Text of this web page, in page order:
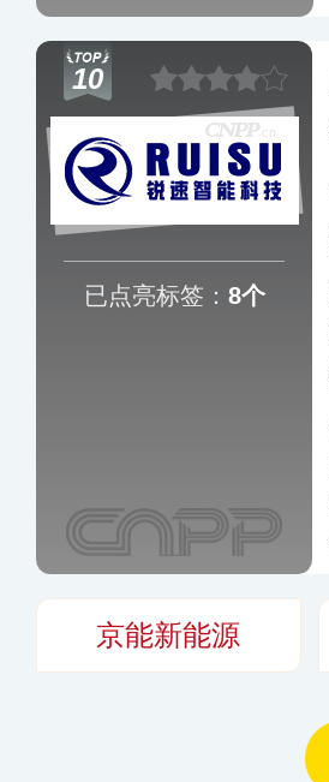
10
已点亮标签： 8个
京能新能源